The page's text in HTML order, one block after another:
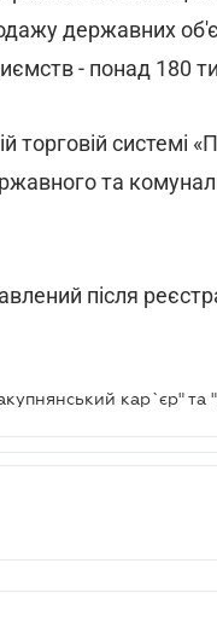
державних
- понад 180
торговій системі
та
після